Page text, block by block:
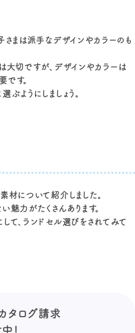
さまは派手なデザインやカラーのも
大切ですが、デザインやカラーは
す。
ようにしましょう。
材について紹介しました。
魅力がたくさんあります。
て、ランドセル選びをされてみて
タログ請求
！